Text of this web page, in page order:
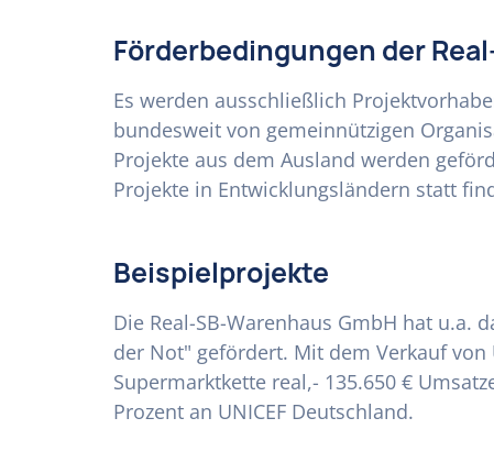
Förderbedingungen der
Es werden ausschließlich
bundesweit von gemeinnützigen
Projekte aus dem Ausland werden
Projekte in Entwicklungsländern statt
Beispielprojekte
Die Real-SB-Warenhaus GmbH hat u.a.
der Not" gefördert. Mit dem Verkauf von
Supermarktkette real,- 135.650 €
Prozent an UNICEF Deutschland.